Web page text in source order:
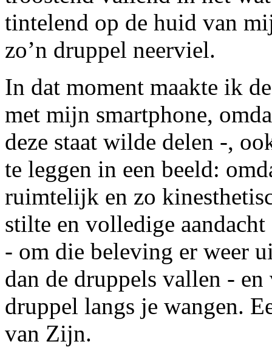
tintelend op de huid van
zo’n druppel neerviel.
In dat moment maakte ik
met mijn smartphone,
deze staat wilde delen -,
te leggen in een beeld:
ruimtelijk en zo
stilte en volledige
- om die beleving er weer
dan de druppels vallen -
druppel langs je wangen.
van Zijn.